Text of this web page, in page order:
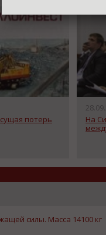
потерь
На
силы. Масса 14100 кг